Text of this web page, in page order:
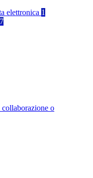
elettronica 1
o